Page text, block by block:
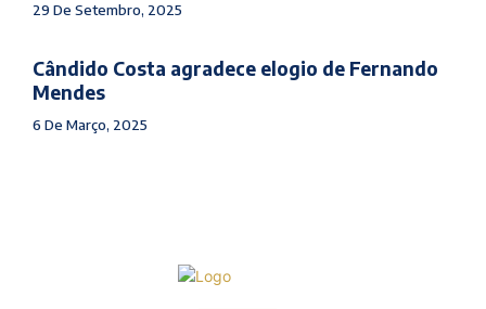
29 De Setembro, 2025
Cândido Costa agradece elogio de Fernando
Mendes
6 De Março, 2025